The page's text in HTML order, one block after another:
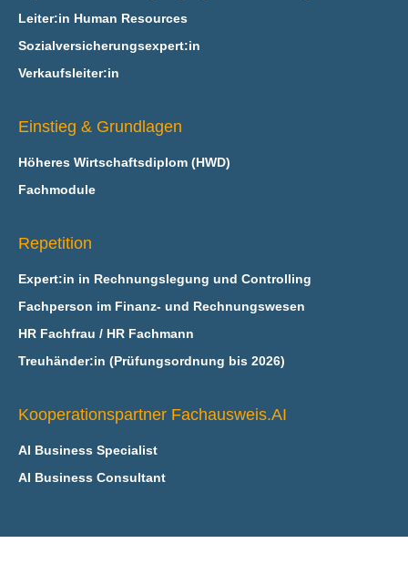
Leiter:in Human Resources
Sozialversicherungsexpert:in
Verkaufsleiter:in
Einstieg & Grundlagen
Höheres Wirtschaftsdiplom (HWD)
Fachmodule
Repetition
Expert:in in Rechnungslegung und Controlling
Fachperson im Finanz- und Rechnungswesen
HR Fachfrau / HR Fachmann
Treuhänder:in (Prüfungsordnung bis 2026)
Kooperationspartner Fachausweis.AI
AI Business Specialist
AI Business Consultant